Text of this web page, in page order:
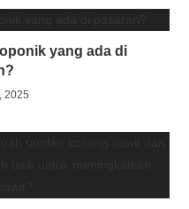
yang ada di
2025